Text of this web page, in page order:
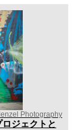
Photography
ジェクトと